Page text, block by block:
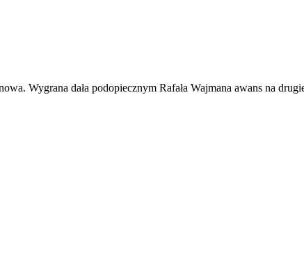
Wygrana dała podopiecznym Rafała Wajmana awans na